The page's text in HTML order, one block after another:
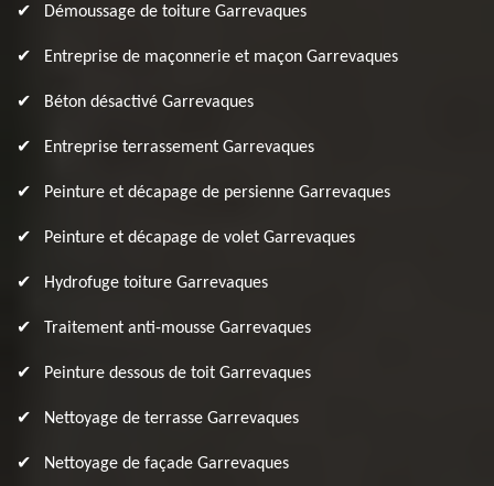
Démoussage de toiture Garrevaques
Entreprise de maçonnerie et maçon Garrevaques
Béton désactivé Garrevaques
Entreprise terrassement Garrevaques
Peinture et décapage de persienne Garrevaques
Peinture et décapage de volet Garrevaques
Hydrofuge toiture Garrevaques
Traitement anti-mousse Garrevaques
Peinture dessous de toit Garrevaques
Nettoyage de terrasse Garrevaques
Nettoyage de façade Garrevaques